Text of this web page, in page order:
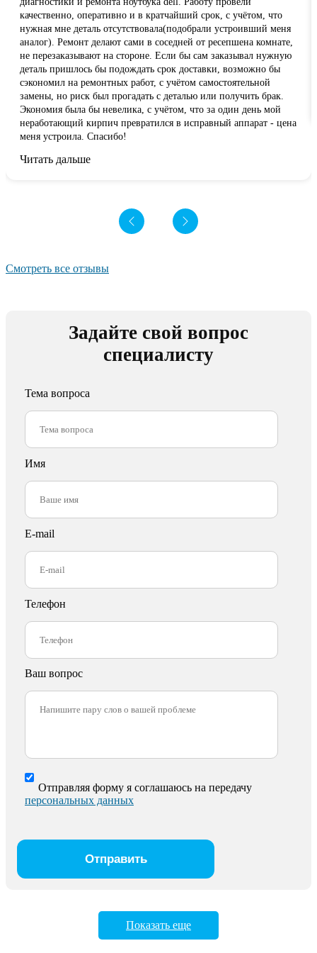
качественно, оперативно и в кратчайший срок, с учётом, что
нужная мне деталь отсутствовала(подобрали устроивший меня
аналог). Ремонт делают сами в соседней от ресепшена комнате,
не перезаказывают на стороне. Если бы сам заказывал нужную
деталь пришлось бы подождать срок доставки, возможно бы
сэкономил на ремонтных работ, с учётом самостоятельной
замены, но риск был прогадать с деталью или получить брак.
Экономия была бы невелика, с учётом, что за один день мой
неработающий кирпич превратился в исправный аппарат - цена
меня устроила. Спасибо!
Читать дальше
Смотреть все отзывы
Задайте свой вопрос
специалисту
Тема вопроса
Имя
E-mail
Телефон
Ваш вопрос
Отправляя форму я соглашаюсь на передачу
персональных данных
Показать еще